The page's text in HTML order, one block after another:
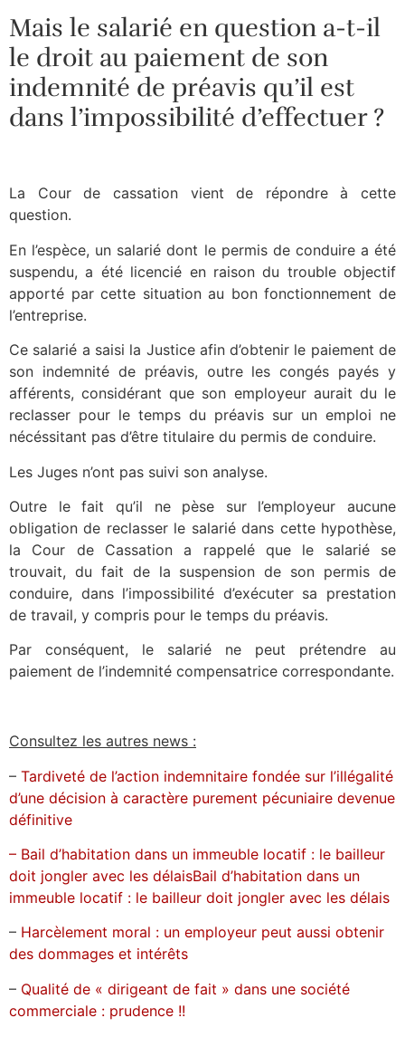
Mais le salarié en question a-t-il
le droit au paiement de son
indemnité de préavis qu’il est
dans l’impossibilité d’effectuer ?
La Cour de cassation vient de répondre à cette
question.
En l’espèce, un salarié dont le permis de conduire a été
suspendu, a été licencié en raison du trouble objectif
apporté par cette situation au bon fonctionnement de
l’entreprise.
Ce salarié a saisi la Justice afin d’obtenir le paiement de
son indemnité de préavis, outre les congés payés y
afférents, considérant que son employeur aurait du le
reclasser pour le temps du préavis sur un emploi ne
nécéssitant pas d’être titulaire du permis de conduire.
Les Juges n’ont pas suivi son analyse.
Outre le fait qu’il ne pèse sur l’employeur aucune
obligation de reclasser le salarié dans cette hypothèse,
la Cour de Cassation a rappelé que le salarié se
trouvait, du fait de la suspension de son permis de
conduire, dans l’impossibilité d’exécuter sa prestation
de travail, y compris pour le temps du préavis.
Par conséquent, le salarié ne peut prétendre au
paiement de l’indemnité compensatrice correspondante.
Consultez les autres news :
– Tardiveté de l’action indemnitaire fondée sur l’illégalité
d’une décision à caractère purement pécuniaire devenue
définitive
– Bail d’habitation dans un immeuble locatif : le bailleur
doit jongler avec les délaisBail d’habitation dans un
immeuble locatif : le bailleur doit jongler avec les délais
– Harcèlement moral : un employeur peut aussi obtenir
des dommages et intérêts
– Qualité de « dirigeant de fait » dans une société
commerciale : prudence !!